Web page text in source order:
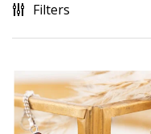
Filters